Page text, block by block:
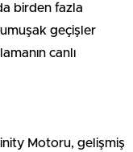
birden fazla
geçişler
canlı
Motoru, gelişmiş